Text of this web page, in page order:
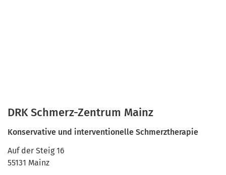
DRK Schmerz-Zentrum Mainz
Konservative und interventionelle Schmerztherapie
Auf der Steig 16
55131 Mainz